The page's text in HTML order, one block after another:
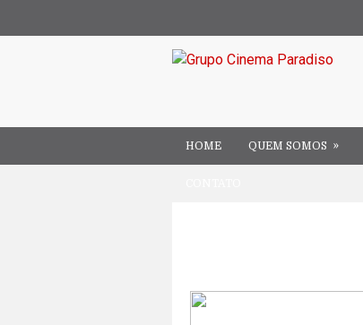
HOME QUEM SOMOS »